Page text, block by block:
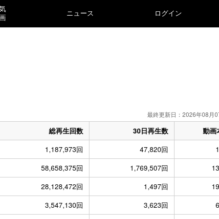
ニュース ログイン
最終更新日：2026年08月
総再生回数 30日再生数
動画
1,187,973回
47,820回
58,658,375回
1,769,507回
28,128,472回
1,497回
3,547,130回
3,623回